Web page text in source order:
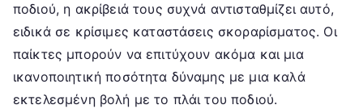
ποδιού, η ακρίβειά τους συχνά αντισταθμίζει αυτό,
ειδικά σε κρίσιμες καταστάσεις σκοραρίσματος. Οι
παίκτες μπορούν να επιτύχουν ακόμα και μια
ικανοποιητική ποσότητα δύναμης με μια καλά
εκτελεσμένη βολή με το πλάι του ποδιού.